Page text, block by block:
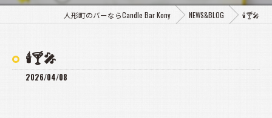
人形町のバーならCandle Bar Kony NEWS&BLOG 🕯️🍸🎤
🕯️🍸🎤
2026/04/08